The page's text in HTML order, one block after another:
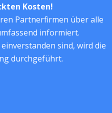
Kosten!
Partnerfirmen über alle
informiert.
sind, wird die
durchgeführt.